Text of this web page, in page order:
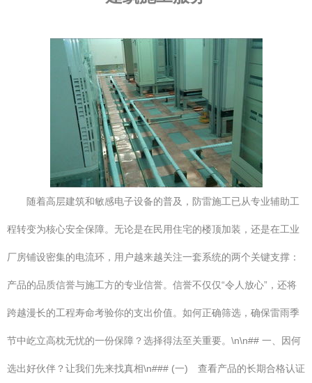
随着高层建筑和敏感电子设备的普及，防雷施工已从专业辅助工
程转变为核心安全保障。无论是在民用住宅的楼顶加装，还是在工业
厂房铺设密集的电流环，用户越来越关注一套系统的两个关键支撑：
产品的品质信誉与施工方的专业信誉。信誉不仅仅“令人放心”，还将
跨越漫长的工程寿命考验你的支出价值。如何正确筛选，确保雷雨季
节中屹立高枕无忧的一份保障？选择得法至关重要。\n\n## 一、因何
选出好伙伴？让我们先来找真相\n### (一) 查看产品的长期合格认证